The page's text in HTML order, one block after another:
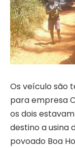
Os veículo são
para empresa
os dois
destino a usina
povoado Boa